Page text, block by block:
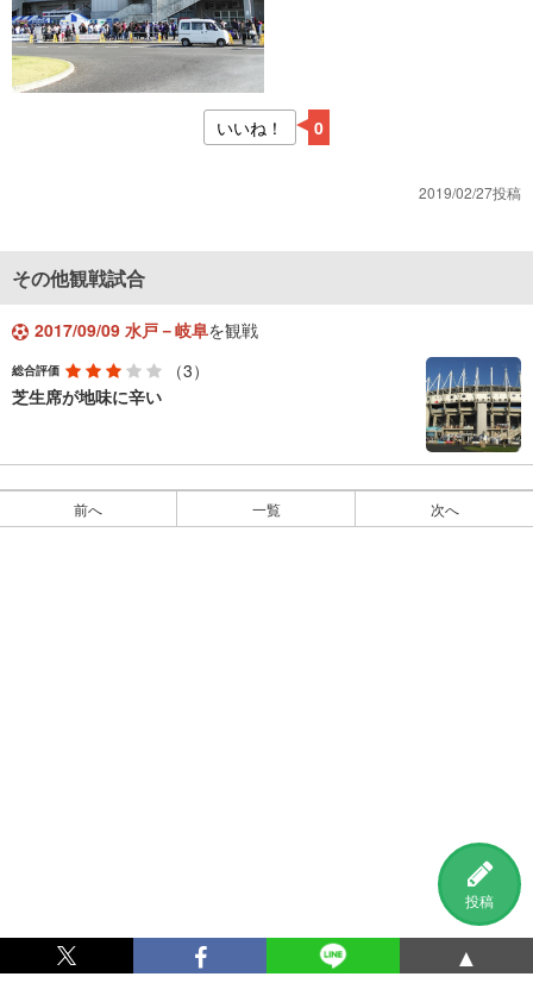
投稿
いいね！ 0
2019/02/27投稿
その他観戦試合
2017/09/09 水戸－岐阜を観戦
総合評価
（3）
芝生席が地味に辛い
前へ 一覧 次へ
▲